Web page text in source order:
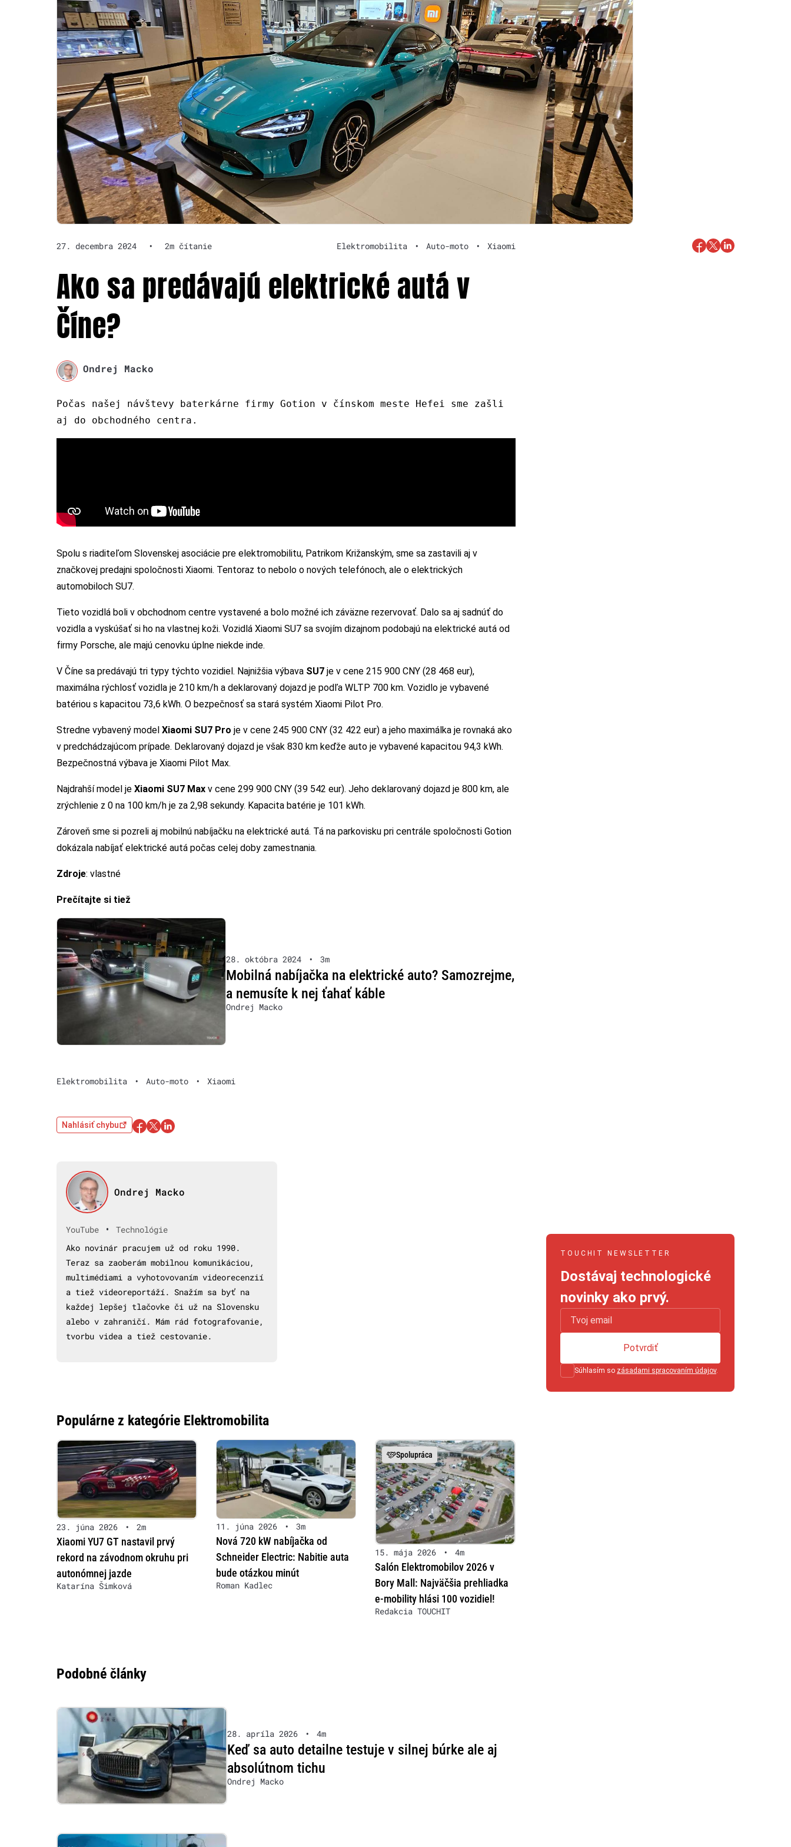
27. decembra 2024 • 2m čítanie Elektromobilita • Auto-moto • Xiaomi
Ako sa predávajú elektrické autá v
Číne?
Ondrej Macko
Počas našej návštevy baterkárne firmy Gotion v čínskom meste Hefei sme zašli
aj do obchodného centra.
Spolu s riaditeľom Slovenskej asociácie pre elektromobilitu, Patrikom Križanským, sme sa zastavili aj v
značkovej predajni spoločnosti Xiaomi. Tentoraz to nebolo o nových telefónoch, ale o elektrických
automobiloch SU7.
Tieto vozidlá boli v obchodnom centre vystavené a bolo možné ich záväzne rezervovať. Dalo sa aj sadnúť do
vozidla a vyskúšať si ho na vlastnej koži. Vozidlá Xiaomi SU7 sa svojím dizajnom podobajú na elektrické autá od
firmy Porsche, ale majú cenovku úplne niekde inde.
V Číne sa predávajú tri typy týchto vozidiel. Najnižšia výbava SU7 je v cene 215 900 CNY (28 468 eur),
maximálna rýchlosť vozidla je 210 km/h a deklarovaný dojazd je podľa WLTP 700 km. Vozidlo je vybavené
batériou s kapacitou 73,6 kWh. O bezpečnosť sa stará systém Xiaomi Pilot Pro.
Stredne vybavený model Xiaomi SU7 Pro je v cene 245 900 CNY (32 422 eur) a jeho maximálka je rovnaká ako
v predchádzajúcom prípade. Deklarovaný dojazd je však 830 km keďže auto je vybavené kapacitou 94,3 kWh.
Bezpečnostná výbava je Xiaomi Pilot Max.
Najdrahší model je Xiaomi SU7 Max v cene 299 900 CNY (39 542 eur). Jeho deklarovaný dojazd je 800 km, ale
zrýchlenie z 0 na 100 km/h je za 2,98 sekundy. Kapacita batérie je 101 kWh.
Zároveň sme si pozreli aj mobilnú nabíjačku na elektrické autá. Tá na parkovisku pri centrále spoločnosti Gotion
dokázala nabíjať elektrické autá počas celej doby zamestnania.
Zdroje: vlastné
Prečítajte si tiež
28. októbra 2024 • 3m
Mobilná nabíjačka na elektrické auto? Samozrejme,
a nemusíte k nej ťahať káble
Ondrej Macko
Elektromobilita • Auto-moto • Xiaomi
Nahlásiť chybu
Ondrej Macko
YouTube •
Technológie
Ako novinár pracujem už od roku 1990.
Teraz sa zaoberám mobilnou komunikáciou,
multimédiami a vyhotovovaním videorecenzií
a tiež videoreportáží. Snažím sa byť na
každej lepšej tlačovke či už na Slovensku
alebo v zahraničí. Mám rád fotografovanie,
tvorbu videa a tiež cestovanie.
Populárne z kategórie Elektromobilita
23. júna 2026 • 2m
Xiaomi YU7 GT nastavil prvý
rekord na závodnom okruhu pri
autonómnej jazde
Katarína Šimková
11. júna 2026 • 3m
Nová 720 kW nabíjačka od
Schneider Electric: Nabitie auta
bude otázkou minút
Roman Kadlec
Spolupráca
15. mája 2026 • 4m
Salón Elektromobilov 2026 v
Bory Mall: Najväčšia prehliadka
e-mobility hlási 100 vozidiel!
Redakcia TOUCHIT
Podobné články
28. apríla 2026 • 4m
Keď sa auto detailne testuje v silnej búrke ale aj
absolútnom tichu
Ondrej Macko
TOUCHIT NEWSLETTER
Dostávaj technologické
novinky ako prvý.
Súhlasím so zásadami spracovaním údajov.
Potvrdiť